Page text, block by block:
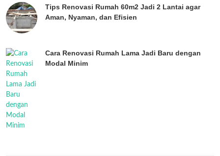
Tips Renovasi Rumah 60m2 Jadi 2 Lantai agar
Aman, Nyaman, dan Efisien
Cara Renovasi Rumah Lama Jadi Baru dengan
Modal Minim